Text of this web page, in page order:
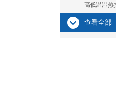
高低温湿热
查看全部